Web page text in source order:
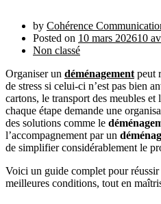
by Cohérence
Posted on 10 mars 202610
Non classé
Organiser un déménagementpeut
de stress si celui-ci n’est pas bien
cartons, le transport des meubles et
chaque étape demande une
des solutions comme le
l’accompagnement par un
de simplifier considérablement le
Voici un guide complet pour
meilleures conditions, tout en